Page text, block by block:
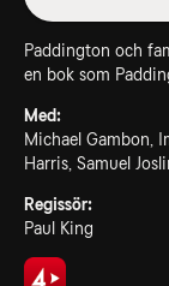
Paddington och
en bok som
Med:
Michael Gambon,
Harris, Samuel
Regissör:
Paul King